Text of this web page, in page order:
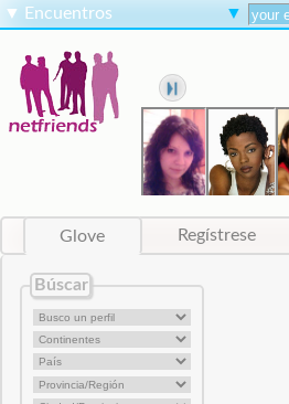
▼ Encuentros ▼
Glove Regístrese
Búscar